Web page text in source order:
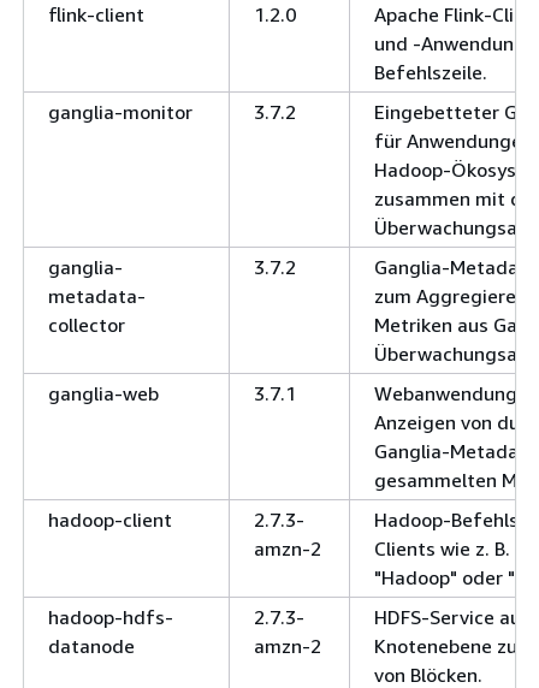
flink-client
1.2.0
Apache Flink-
und -
Befehlszeile.
ganglia-monitor
3.7.2
Eingebetteter
für Anwendungen
Hadoop-
zusammen mit
ganglia-
metadata-
collector
3.7.2
Ganglia-
zum Aggregieren
Metriken aus
ganglia-web
3.7.1
Webanwendung
Anzeigen von
Ganglia-
gesammelten
hadoop-client
2.7.3-
amzn-2
Hadoop-
Clients wie z. B.
"Hadoop" oder
hadoop-hdfs-
datanode
2.7.3-
amzn-2
HDFS-Service auf
Knotenebene zum
von Blöcken.